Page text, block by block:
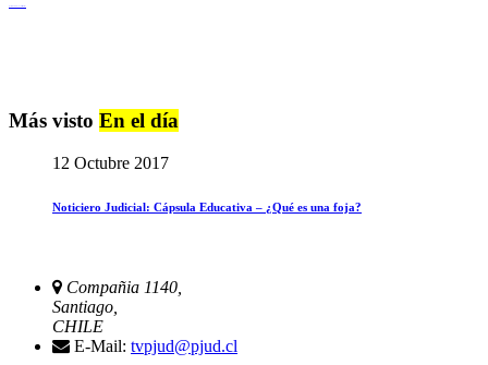
Más visto En el día
12 Octubre 2017
Noticiero Judicial: Cápsula Educativa – ¿Qué es una foja?
Compañia 1140,
Santiago,
CHILE
E-Mail: tvpjud@pjud.cl